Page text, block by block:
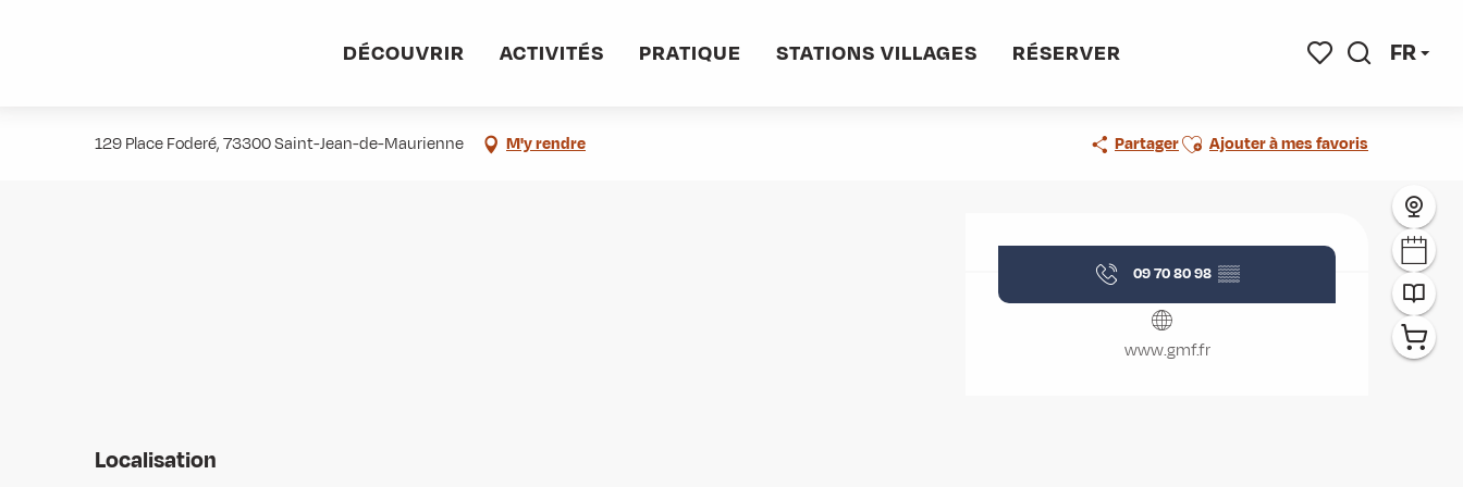
FR
DÉCOUVRIR ACTIVITÉS PRATIQUE STATIONS VILLAGES RÉSERVER
129 Place Foderé, 73300 Saint-Jean-de-Maurienne M'y rendre PartagerAjouter aux favoris
Ajouter à mes favoris
Ouverture et coordonnées
09 70 80 98 ▒▒
www.gmf.fr
Localisation